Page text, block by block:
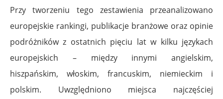
Przy tworzeniu tego zestawienia przeanalizowano
europejskie rankingi, publikacje branżowe oraz opinie
podróżników z ostatnich pięciu lat w kilku językach
europejskich – między innymi angielskim,
hiszpańskim, włoskim, francuskim, niemieckim i
polskim. Uwzględniono miejsca najczęściej